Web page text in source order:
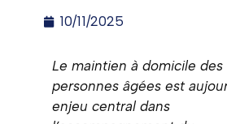
10/11/2025
Le maintien à domicile des
personnes âgées est
enjeu central dans